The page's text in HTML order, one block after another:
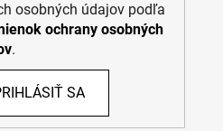
osobných údajov podľa
ochrany osobných
.
SA